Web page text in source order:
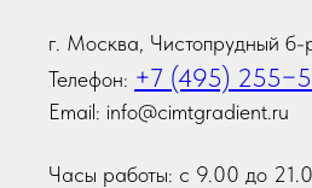
г. Москва, Чистопрудный б-
Телефон: +7 (495)
Email: info@cimtgradient.ru
Часы работы: с 9.00 до